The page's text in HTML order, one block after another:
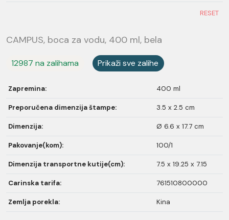
RESET
CAMPUS, boca za vodu, 400 ml, bela
12987 na zalihama Prikaži sve zalihe
Zapremina: 400 ml
Preporučena dimenzija štampe: 3.5 x 2.5 cm
Dimenzija: Ø 6.6 x 17.7 cm
Pakovanje(kom): 100/1
Dimenzija transportne kutije(cm): 7.5 x 19.25 x 7.15
Carinska tarifa: 761510800000
Zemlja porekla: Kina